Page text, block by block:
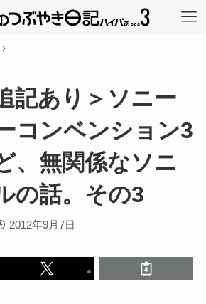
記あり＞ソニー
コンベンション3
、無関係なソニ
の話。その3
2012年9月7日